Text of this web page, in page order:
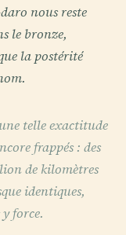
nous reste
le bronze,
la postérité
telle exactitude
frappés : des
de kilomètres
identiques,
force.